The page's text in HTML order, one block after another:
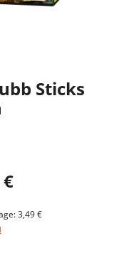
Sticks
3,49 €